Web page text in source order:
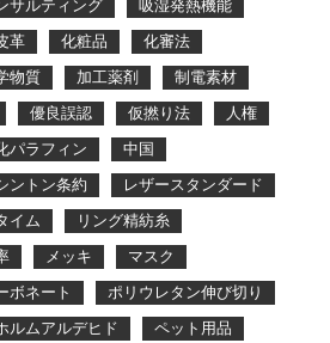
サルティング
吸湿発熱機能
革 化粧品
化審法
物質 加工薬剤
制電素材
優良誤認 仮撚り法
人権
パラフィン
中国
ントン条約
レザースタンダード
イム
リング精紡糸
メッキ
マスク
ボネート
ポリウレタン伸び切り
ルムアルデヒド
ペット用品